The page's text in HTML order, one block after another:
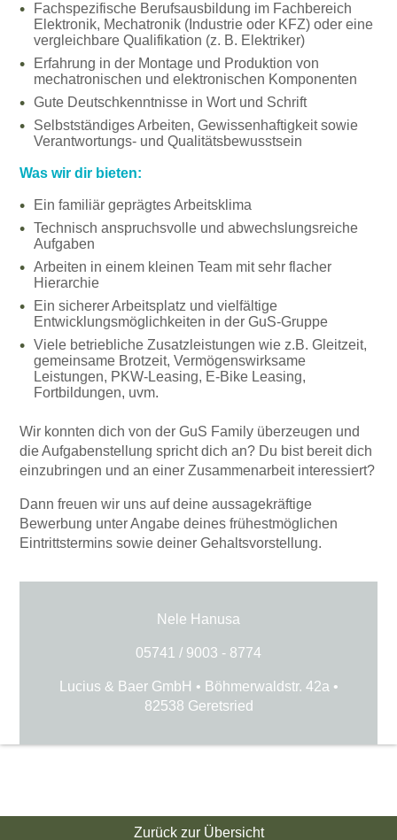
Fachspezifische Berufsausbildung im Fachbereich
Elektronik, Mechatronik (Industrie oder KFZ) oder eine
vergleichbare Qualifikation (z. B. Elektriker)
Erfahrung in der Montage und Produktion von
mechatronischen und elektronischen Komponenten
Gute Deutschkenntnisse in Wort und Schrift
Selbstständiges Arbeiten, Gewissenhaftigkeit sowie
Verantwortungs- und Qualitätsbewusstsein
Was wir dir bieten:
Ein familiär geprägtes Arbeitsklima
Technisch anspruchsvolle und abwechslungsreiche
Aufgaben
Arbeiten in einem kleinen Team mit sehr flacher
Hierarchie
Ein sicherer Arbeitsplatz und vielfältige
Entwicklungsmöglichkeiten in der GuS-Gruppe
Viele betriebliche Zusatzleistungen wie z.B. Gleitzeit,
gemeinsame Brotzeit, Vermögenswirksame
Leistungen, PKW-Leasing, E-Bike Leasing,
Fortbildungen, uvm.
Wir konnten dich von der GuS Family überzeugen und
die Aufgabenstellung spricht dich an? Du bist bereit dich
einzubringen und an einer Zusammenarbeit interessiert?
Dann freuen wir uns auf deine aussagekräftige
Bewerbung unter Angabe deines frühestmöglichen
Eintrittstermins sowie deiner Gehaltsvorstellung.
Nele Hanusa
05741 / 9003 - 8774
Lucius & Baer GmbH • Böhmerwaldstr. 42a •
82538 Geretsried
Zurück zur Übersicht